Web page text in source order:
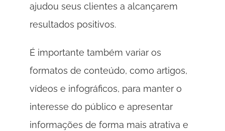
ajudou seus clientes a alcançarem
resultados positivos.
É importante também variar os
formatos de conteúdo, como artigos,
vídeos e infográficos, para manter o
interesse do público e apresentar
informações de forma mais atrativa e